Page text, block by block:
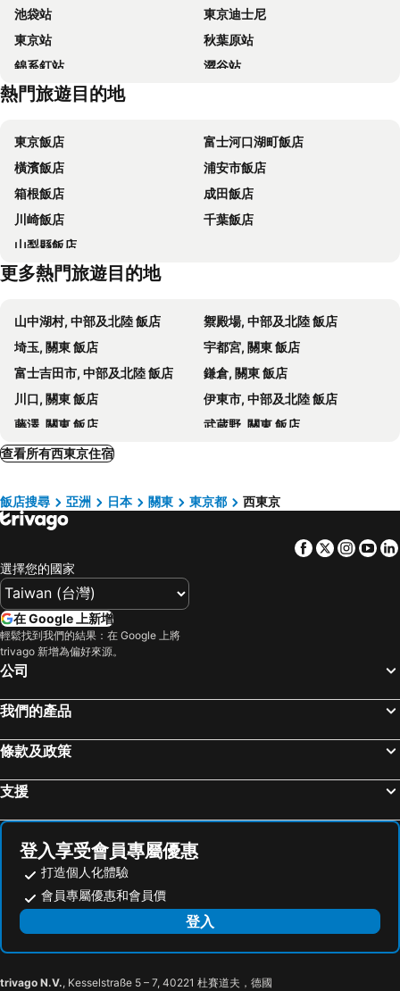
格蘭德城市飯店
新宿格蘭貝爾飯店
Kichijoji Tokyu REI Hotel
9h nine hours Akasaka
池袋百夫長飯店
Smile Hotel Sugamo
Via Inn Iidabashi Korakuen
新宿陽光飯店
JR Kyushu Hotel Blossom Shinjuku
DEL style Ikebukuro Higashiguchi by Daiwa Roynet Hotel
Pearl Hotel Shinjuku Akebonobashi
新宿王子大飯店
Capsule Hotel Block Room
APA Hotel & Resort Roppongi Ekihigashi
Hotel Metropolitan Edmont Tokyo
東急 STAY 飯店水道橋
Rhodes Kagurazaka Hotel
梅茲武藏境 JR 東飯店
Richmond Hotel Tokyo Musashino
東橫INN 西武池袋線東久留米站西口
Kichijoji Excel Hotel Tokyu
Hotel Charire Kichijoji
Aki Sapo Stay Kichijoji
Business Hotel Issa Annex
Business Inn Grandeur Fuchu
JR-East Hotel Mets Kokubunji
Kumegawa Wing Hotel
Enzo Tokyo
Toyoko Inn Tokyo Keio-sen Higashi-fuchu-eki Kita-guchi
Hotel Livemax Kita Fuchu
HOTEL LiVEMAX Kitafuchu
Hotel Continental Fuchu
HOTEL LiVEMAX Takadanobaba Ekimae
Super Hotel Shinjuku Kabukicho
U-Hotel Takadanobaba
Toyoko Inn Shiki eki Higashi guchi
Toyoko Inn Tokyo Fuchu Nambu sen Minami tama Ekimae
池袋站
東京迪士尼
東京站
秋葉原站
錦系釘站
澀谷站
品川車站
羽田機場 東京國際機場
東京巨蛋城
東京晴空塔
橫濱車站
東京國際機場 (羽田機場)
幕張展覽館
Koganei Park
Edo-Tokyo Open Air Architectural Museum
Ghibli Museum
Kichijoji Station
味之素體育場
Akasaka Mitsuke Metro Station
Sakae
赤羽站
Maihama Station
Senkawa Metro Station
Shinjuku Sanchōme Metro Station
Shinjukusanchome Station
Yokohama World Porters
熱門旅遊目的地
東京飯店
富士河口湖町飯店
橫濱飯店
浦安市飯店
箱根飯店
成田飯店
川崎飯店
千葉飯店
山梨縣飯店
更多熱門旅遊目的地
山中湖村, 中部及北陸 飯店
禦殿場, 中部及北陸 飯店
埼玉, 關東 飯店
宇都宮, 關東 飯店
富士吉田市, 中部及北陸 飯店
鎌倉, 關東 飯店
川口, 關東 飯店
伊東市, 中部及北陸 飯店
藤澤, 關東 飯店
武蔵野, 關東 飯店
三島, 中部及北陸 飯店
千代田區, 關東 飯店
船橋, 關東 飯店
市川, 關東 飯店
仙台, 東北 飯店
Tendo, 東北 飯店
松島, 東北 飯店
Osaki, 東北 飯店
大阪, 近畿 飯店
名古屋, 中部及北陸 飯店
沖繩, 沖繩島 飯店
查看所有西東京住宿
飯店搜尋 亞洲 日本 關東 東京都 西東京
Facebook
Twitter
選擇您的國家
在 Google 上新增
輕鬆找到我們的結果：在 Google 上將
trivago 新增為偏好來源。
公司
我們的產品
條款及政策
支援
登入享受會員專屬優惠
打造個人化體驗
會員專屬優惠和會員價
登入
trivago N.V., Kesselstraße 5 – 7, 40221 杜賽道夫，德國